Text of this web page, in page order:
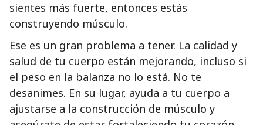
sientes más fuerte, entonces estás
construyendo músculo.
Ese es un gran problema a tener. La calidad y
salud de tu cuerpo están mejorando, incluso si
el peso en la balanza no lo está. No te
desanimes. En su lugar, ayuda a tu cuerpo a
ajustarse a la construcción de músculo y